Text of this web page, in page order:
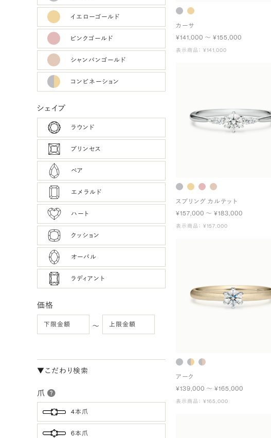
イエローゴールド
ピンクゴールド
シャンパンゴールド
コンビネーション
シェイプ
ラウンド
プリンセス
ペア
エメラルド
ハート
クッション
オーバル
ラディアント
価格
〜
▼こだわり検索
爪
4本爪
6本爪
カーサ
¥141,000 〜 ¥155,000
表示商品： ¥141,000
スプリング カルテット
¥157,000 〜 ¥183,000
表示商品： ¥157,000
アーク
¥139,000 〜 ¥165,000
表示商品： ¥165,000